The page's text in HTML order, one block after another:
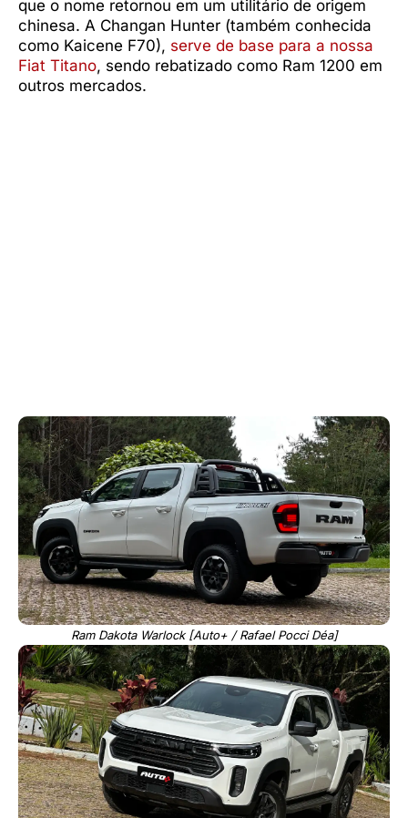
que o nome retornou em um utilitário de origem
chinesa. A Changan Hunter (também conhecida
como Kaicene F70), serve de base para a nossa
Fiat Titano, sendo rebatizado como Ram 1200 em
outros mercados.
Ram Dakota Warlock [Auto+ / Rafael Pocci Déa]